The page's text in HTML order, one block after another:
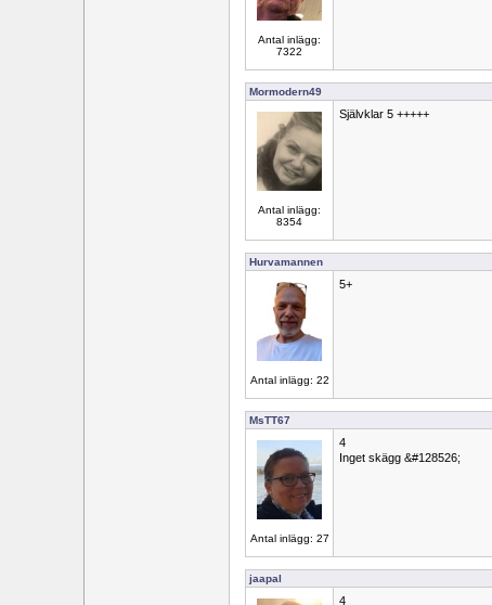
Antal inlägg:
7322
Mormodern49
Antal inlägg:
8354
Självklar 5 +++++
Hurvamannen
Antal inlägg: 22
5+
MsTT67
Antal inlägg: 27
4
Inget skägg &#128526;
jaapal
4